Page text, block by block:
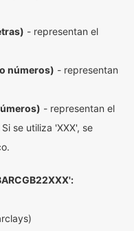
- representan el
números) - representan
- representan el
se utiliza 'XXX', se